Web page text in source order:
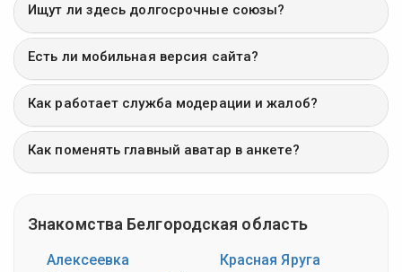
Ищут ли здесь долгосрочные союзы?
Есть ли мобильная версия сайта?
Как работает служба модерации и жалоб?
Как поменять главный аватар в анкете?
Знакомства Белгородская область
Алексеевка
Красная Яруга